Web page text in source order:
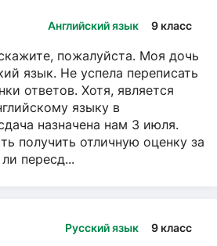
Английский язык 9 класс
пожалуйста. Моя дочь
язык. Не успела переписать
ответов. Хотя, является
языку в
назначена нам 3 июля.
получить отличную оценку за
пересд...
Русский язык 9 класс